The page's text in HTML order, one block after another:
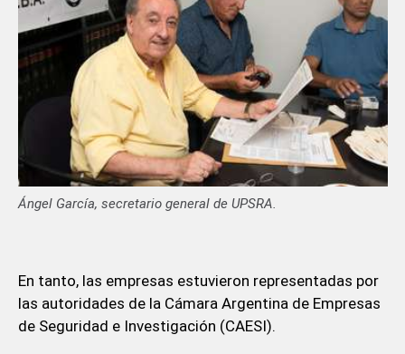
Ángel García, secretario general de UPSRA.
En tanto, las empresas estuvieron representadas por
las autoridades de la Cámara Argentina de Empresas
de Seguridad e Investigación (CAESI).